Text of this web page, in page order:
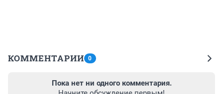
КОММЕНТАРИИ 0
Пока нет ни одного комментария.